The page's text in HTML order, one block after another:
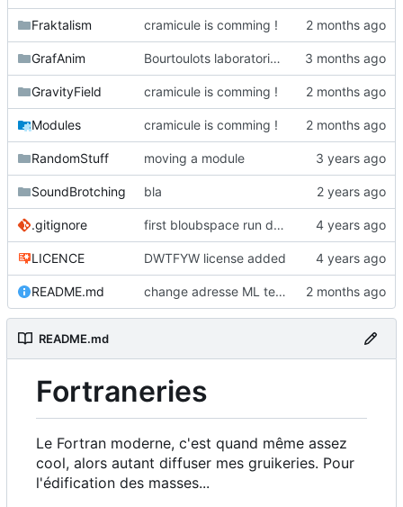
Fraktalism cramicule is comming !
GrafAnim Bourtoulots laboratories in the place
GravityField cramicule is comming !
Modules cramicule is comming !
RandomStuff moving a module
SoundBrotching bla
.gitignore first bloubspace run done
LICENCE DWTFYW license added
README.md change adresse ML tetalab
README.md
Fortraneries
Le Fortran moderne, c'est quand même assez
cool, alors autant diffuser mes gruikeries. Pour
l'édification des masses...